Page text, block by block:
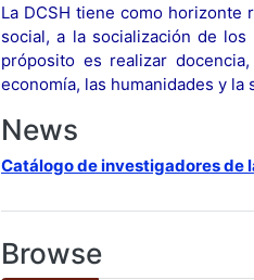
La DCSH tiene como horizonte
social, a la socialización de
próposito es realizar
economía, las humanidades y la
News
Catálogo de investigadores de
Browse